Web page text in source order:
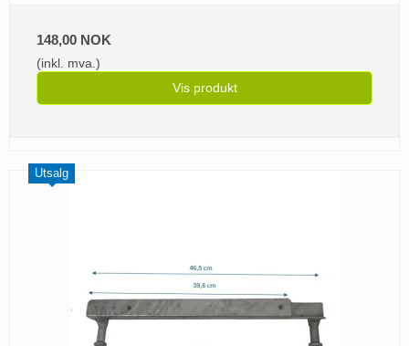
148,00 NOK
(inkl. mva.)
Vis produkt
Utsalg